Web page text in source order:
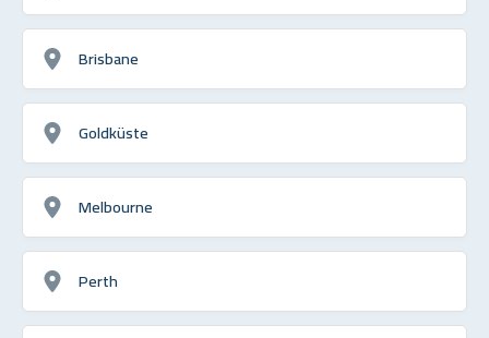
Brisbane
Goldküste
Melbourne
Perth